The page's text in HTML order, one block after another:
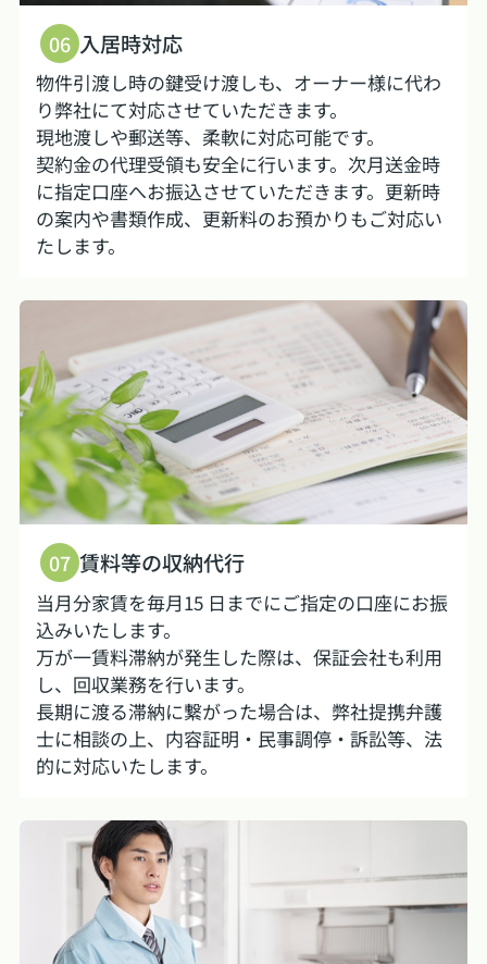
06 入居時対応
物件引渡し時の鍵受け渡しも、オーナー様に代わ
り弊社にて対応させていただきます。
現地渡しや郵送等、柔軟に対応可能です。
契約金の代理受領も安全に行います。次月送金時
に指定口座へお振込させていただきます。更新時
の案内や書類作成、更新料のお預かりもご対応い
たします。
07 賃料等の収納代行
当月分家賃を毎月15 日までにご指定の口座にお振
込みいたします。
万が一賃料滞納が発生した際は、保証会社も利用
し、回収業務を行います。
長期に渡る滞納に繋がった場合は、弊社提携弁護
士に相談の上、内容証明・民事調停・訴訟等、法
的に対応いたします。